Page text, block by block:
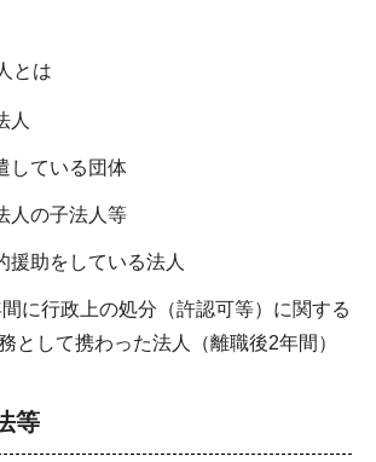
とは
人
している団体
人の子法人等
援助をしている法人
に行政上の処分（許認可等）に関する
として携わった法人（離職後2年間）
等